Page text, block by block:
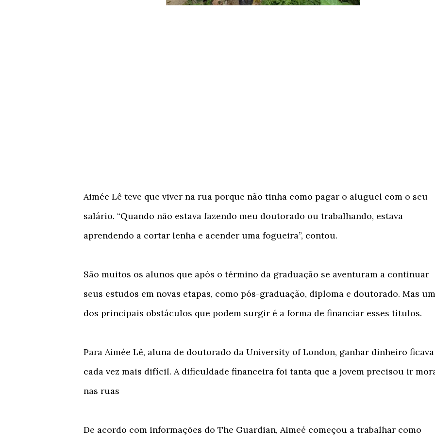
Aimée Lê teve que viver na rua porque não tinha como pagar o aluguel com o seu
salário. “Quando não estava fazendo meu doutorado ou trabalhando, estava
aprendendo a cortar lenha e acender uma fogueira”, contou.
São muitos os alunos que após o término da graduação se aventuram a continuar
seus estudos em novas etapas, como pós-graduação, diploma e doutorado. Mas um
dos principais obstáculos que podem surgir é a forma de financiar esses títulos.
Para Aimée Lê, aluna de doutorado da University of London, ganhar dinheiro ficava
cada vez mais difícil. A dificuldade financeira foi tanta que a jovem precisou ir
nas ruas
De acordo com informações do The Guardian, Aimeé começou a trabalhar como